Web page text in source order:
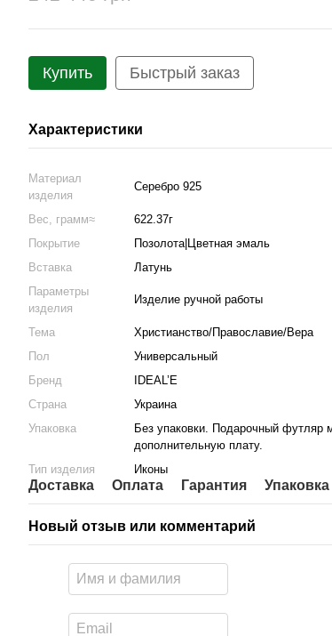
Купить Быстрый заказ
Характеристики
Материал
изделия
Серебро 925
Вес, грамм≈
622.37г
Покрытие
Позолота|Цветная эмаль
Вставка
Латунь
Параметры
изделия
Изделие ручной работы
Тема
Христианство/Православие/Вера
Пол
Универсальный
Бренд
IDEAL’E
Страна
Украина
Упаковка
Без упаковки. Подарочный футляр
дополнительную плату.
Тип изделия
Иконы
Доставка Оплата Гарантия Упаковка
Новый отзыв или комментарий